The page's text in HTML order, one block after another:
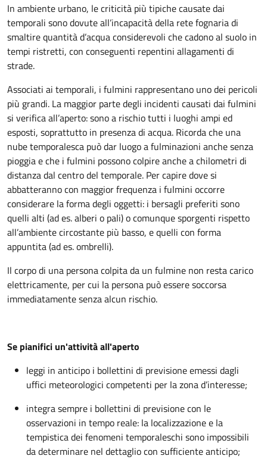
In ambiente urbano, le criticità più tipiche causate dai
temporali sono dovute all’incapacità della rete fognaria di
smaltire quantità d’acqua considerevoli che cadono al suolo in
tempi ristretti, con conseguenti repentini allagamenti di
strade.
Associati ai temporali, i fulmini rappresentano uno dei pericoli
più grandi. La maggior parte degli incidenti causati dai fulmini
si verifica all’aperto: sono a rischio tutti i luoghi ampi ed
esposti, soprattutto in presenza di acqua. Ricorda che una
nube temporalesca può dar luogo a fulminazioni anche senza
pioggia e che i fulmini possono colpire anche a chilometri di
distanza dal centro del temporale. Per capire dove si
abbatteranno con maggior frequenza i fulmini occorre
considerare la forma degli oggetti: i bersagli preferiti sono
quelli alti (ad es. alberi o pali) o comunque sporgenti rispetto
all’ambiente circostante più basso, e quelli con forma
appuntita (ad es. ombrelli).
Il corpo di una persona colpita da un fulmine non resta carico
elettricamente, per cui la persona può essere soccorsa
immediatamente senza alcun rischio.
Se pianifici un'attività all'aperto
leggi in anticipo i bollettini di previsione emessi dagli
uffici meteorologici competenti per la zona d’interesse;
integra sempre i bollettini di previsione con le
osservazioni in tempo reale: la localizzazione e la
tempistica dei fenomeni temporaleschi sono impossibili
da determinare nel dettaglio con sufficiente anticipo;